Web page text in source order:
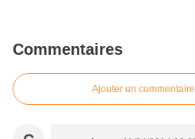
Commentaires
Ajouter un commentaire